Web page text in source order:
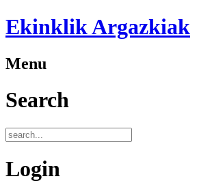
Ekinklik Argazkiak
Menu
Search
Login